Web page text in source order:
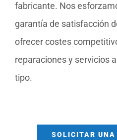
fabricante. Nos
garantía de satisfacción
ofrecer costes
reparaciones y servicios
tipo.
SOLICITAR UNA